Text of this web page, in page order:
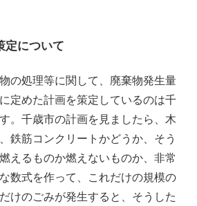
について
の処理等に関して、廃棄物発生量
定めた計画を策定しているのは千
。千歳市の計画を見ましたら、木
鉄筋コンクリートかどうか、そう
えるものか燃えないものか、非常
数式を作って、これだけの規模の
けのごみが発生すると、そうした